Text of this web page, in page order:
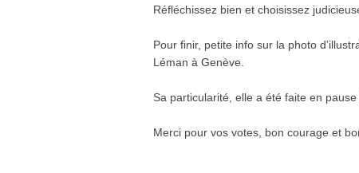
Réfléchissez bien et choisissez
Pour finir, petite info sur la photo
Léman à Genève.
Sa particularité, elle a été faite en
Merci pour vos votes, bon courage et